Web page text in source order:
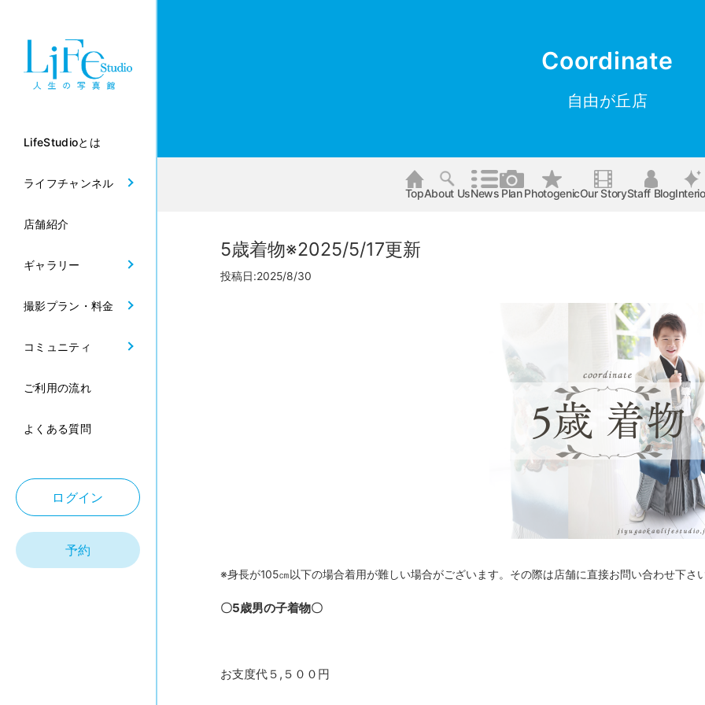
LifeStudioとは
ライフチャンネル
店舗紹介
ギャラリー
撮影プラン・料金
コミュニティ
ご利用の流れ
よくある質問
ログイン
予約
Coordinate
自由が丘店
TopAbout UsNews PlanPhotogenicOur StoryStaff Blog
5歳着物※2025/5/17更新
投稿日:2025/8/30
※身長が105㎝以下の場合着用が難しい場合がございます。その際は店舗に直接お問い合わせ下さ
〇5歳男の子着物〇
お支度代５,５００円